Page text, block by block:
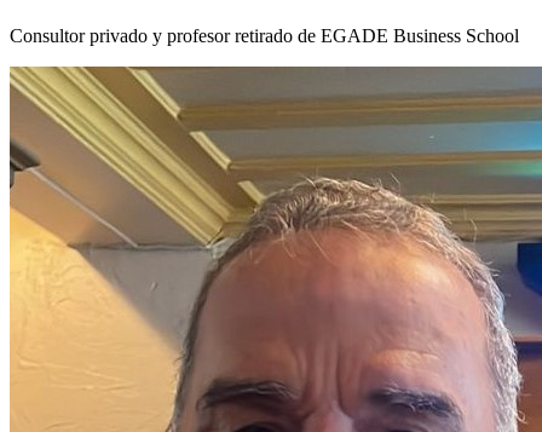
Consultor privado y profesor retirado de EGADE Business School